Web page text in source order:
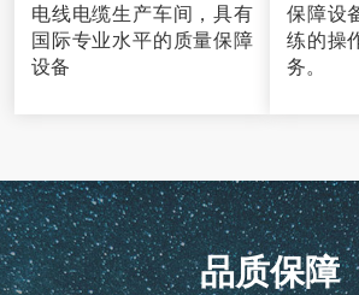
电线电缆生产车间，具有
国际专业水平的质量保障
设备
保障设
练的操
务。
品质保障